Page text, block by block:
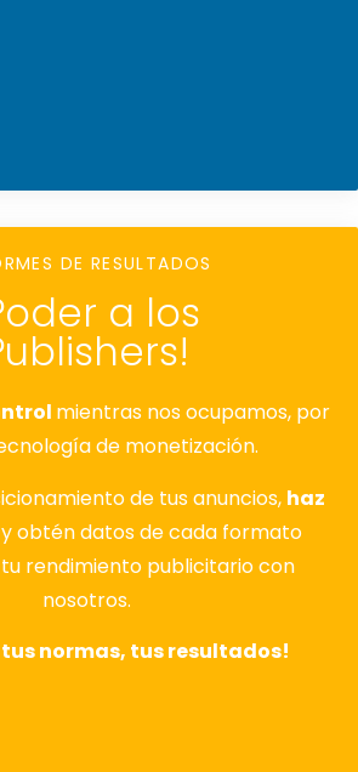
DE RESULTADOS
a los
mientras nos ocupamos, por
de monetización.
de tus anuncios, haz
y obtén datos de cada formato
rendimiento publicitario con
nosotros.
normas, tus resultados!